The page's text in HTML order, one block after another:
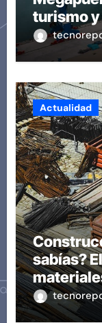
turismo
Actualidad
sabías?